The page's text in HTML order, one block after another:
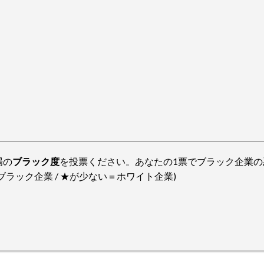
のブラック度を投票ください。あなたの1票でブラック企業
ック企業 / ★が少ない＝ホワイト企業)